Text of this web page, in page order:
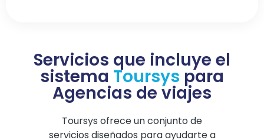
Servicios que incluye el
sistema Toursys para
Agencias de viajes
Toursys ofrece un conjunto de
servicios diseñados para ayudarte a